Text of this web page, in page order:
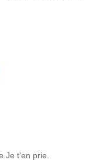
t'en prie.